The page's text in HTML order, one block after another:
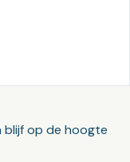
blijf op de hoogte